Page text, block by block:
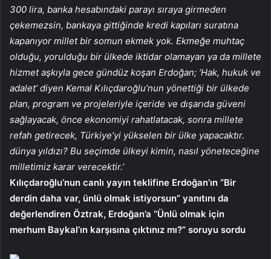
300 lira, banka hesabındaki parayı sıraya girmeden
çekemezsin, bankaya gittiğinde kredi kapıları suratına
kapanıyor millet bir somun ekmek yok. Ekmeğe muhtaç
olduğu, yorulduğu bir ülkede iktidar olamayan ya da millete
hizmet aşkıyla gece gündüz koşan Erdoğan; ‘Hak, hukuk ve
adalet’ diyen Kemal Kılıçdaroğlu’nun yönettiği bir ülkede
plan, program ve projeleriyle içeride ve dışarıda güveni
sağlayacak, önce ekonomiyi rahatlatacak, sonra millete
refah getirecek, Türkiye’yi yükselen bir ülke yapacaktır.
dünya yıldızı? Bu seçimde ülkeyi kimin, nasıl yöneteceğine
milletimiz karar verecektir.’
Kılıçdaroğlu’nun canlı yayın teklifine Erdoğan’ın “Bir
derdin daha var, ünlü olmak istiyorsun” yanıtını da
değerlendiren Öztrak, Erdoğan’a “Ünlü olmak için
merhum Baykal’ın karşısına çıktınız mı?” soruyu sordu